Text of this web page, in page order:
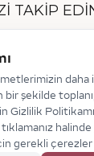
Makdis
TAKIP
daha
şekilde
Gizlilik
gerekli çerezler